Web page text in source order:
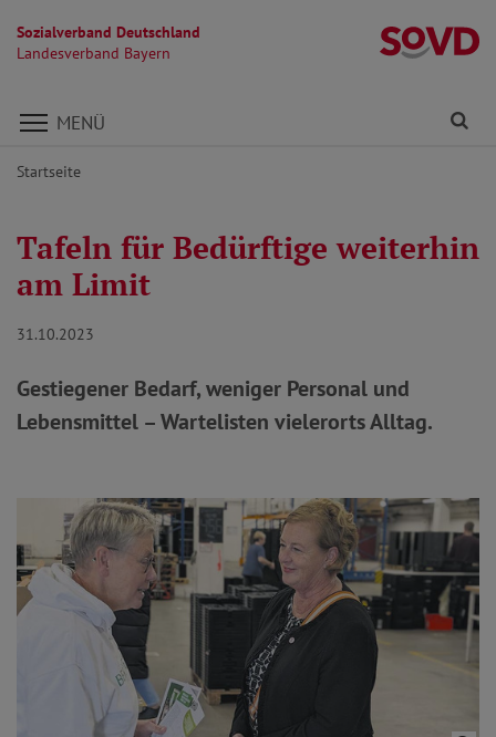
Sozialverband Deutschland
Landesverband Bayern
Direkt zu den Inhalten springen
MENÜ
Startseite
Tafeln für Bedürftige weiterhin
am Limit
31.10.2023
Gestiegener Bedarf, weniger Personal und
Lebensmittel – Wartelisten vielerorts Alltag.